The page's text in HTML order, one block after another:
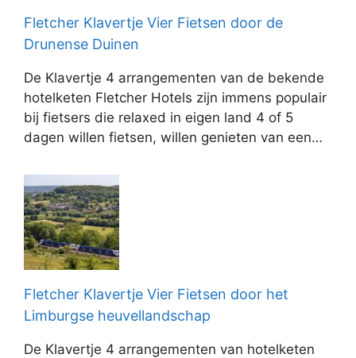
Fletcher Klavertje Vier Fietsen door de
Drunense Duinen
De Klavertje 4 arrangementen van de bekende
hotelketen Fletcher Hotels zijn immens populair
bij fietsers die relaxed in eigen land 4 of 5
dagen willen fietsen, willen genieten van een…
Fletcher Klavertje Vier Fietsen door het
Limburgse heuvellandschap
De Klavertje 4 arrangementen van hotelketen